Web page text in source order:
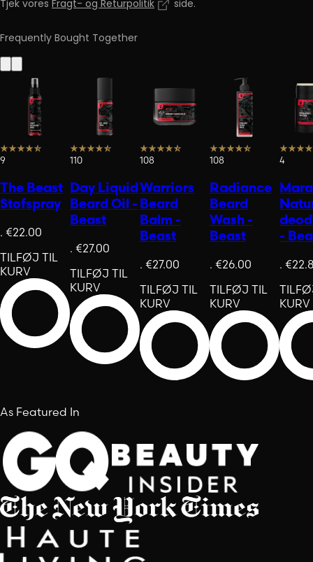
Tjek vores Fragt- og Returpolitik side.
Frequently Bought Together
9
The Beast
Stofspray
. €22.00
TILFØJ TIL
KURV
110
Day Liquid
Beard Oil -
Beast
. €27.00
TILFØJ TIL
KURV
108
Warriors
Beard
Balm -
Beast
. €27.00
TILFØJ TIL
KURV
108
Radiance
Beard
Wash -
Beast
. €26.00
TILFØJ TIL
KURV
4
-
.
KURV
As Featured In